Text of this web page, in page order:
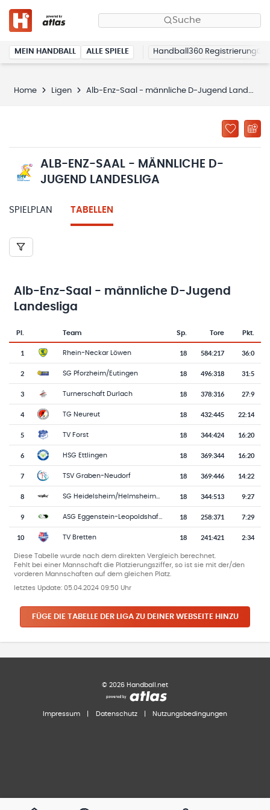
Suche
MEIN HANDBALL ALLE SPIELE Handball360 Registrierung
Home Ligen Alb-Enz-Saal - männliche D-Jugend Landesliga
ALB-ENZ-SAAL - MÄNNLICHE D-
JUGEND LANDESLIGA
SPIELPLAN TABELLEN
Alb-Enz-Saal - männliche D-Jugend
Landesliga
Tabelle mit Vereinsplatzierungen, Spielen, Toren und Punkten
Pl.
Team-Logo
Team Sp. Tore Pkt.
1 Rhein-Neckar Löwen 18 584:217 36:0
2 SG Pforzheim/Eutingen 18 496:318 31:5
3 Turnerschaft Durlach 18 378:316 27:9
4 TG Neureut 18 432:445 22:14
5 TV Forst 18 344:424 16:20
6 HSG Ettlingen 18 369:344 16:20
7 TSV Graben-Neudorf 18 369:446 14:22
8 18 344:513 9:27
9 18 258:371 7:29
10 TV Bretten 18 241:421 2:34
Diese Tabelle wurde nach dem direkten Vergleich berechnet.
Fehlt bei einer Mannschaft die Platzierungsziffer, so ist sie mit der/den
vorderen Mannschaften auf dem gleichen Platz.
letztes Update: 05.04.2024 09:50 Uhr
FÜGE DIE TABELLE DER LIGA ZU DEINER WEBSEITE HINZU
© 2026 Handball.net
Impressum Datenschutz Nutzungsbedingungen